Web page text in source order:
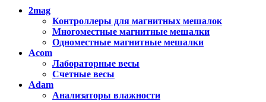
2mag
Контроллеры для магнитных мешалок
Многоместные магнитные мешалки
Одноместные магнитные мешалки
Acom
Лабораторные весы
Счетные весы
Adam
Анализаторы влажности